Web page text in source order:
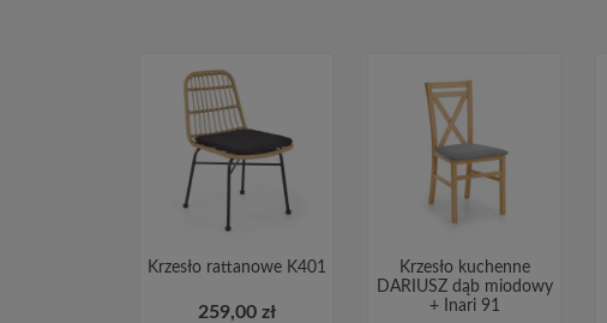
Krzesło rattanowe K401
259,00 zł
Krzesło kuchenne
DARIUSZ dąb miodowy
+ Inari 91